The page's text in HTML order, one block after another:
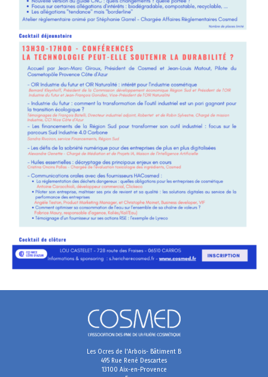
Les Ocres de l'Arbois- Bâtiment B
495 Rue René Descartes
13100 Aix-en-Provence